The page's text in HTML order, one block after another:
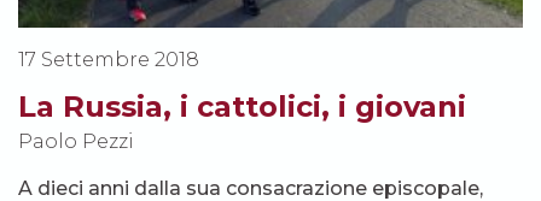
17 Settembre 2018
La Russia, i cattolici, i giovani
Paolo Pezzi
A dieci anni dalla sua consacrazione episcopale,